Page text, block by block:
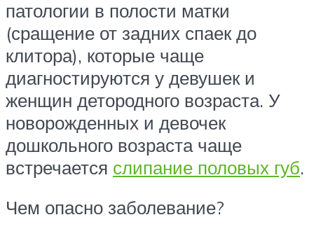
патологии в полости матки
(сращение от задних спаек до
клитора), которые чаще
диагностируются у девушек и
женщин детородного возраста. У
новорожденных и девочек
дошкольного возраста чаще
встречается слипание половых губ.
Чем опасно заболевание?